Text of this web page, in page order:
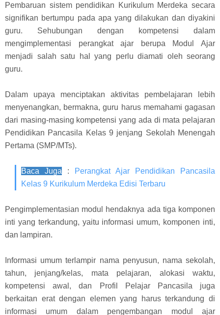
Pembaruan sistem pendidikan Kurikulum Merdeka secara
signifikan bertumpu pada apa yang dilakukan dan diyakini
guru. Sehubungan dengan kompetensi dalam
mengimplementasi perangkat ajar berupa Modul Ajar
menjadi salah satu hal yang perlu diamati oleh seorang
guru.
Dalam upaya menciptakan aktivitas pembelajaran lebih
menyenangkan, bermakna, guru harus memahami gagasan
dari masing-masing kompetensi yang ada di mata pelajaran
Pendidikan Pancasila Kelas 9 jenjang Sekolah Menengah
Pertama (SMP/MTs).
Baca Juga :
Perangkat Ajar Pendidikan Pancasila
Kelas 9 Kurikulum Merdeka Edisi Terbaru
Pengimplementasian modul hendaknya ada tiga komponen
inti yang terkandung, yaitu informasi umum, komponen inti,
dan lampiran.
Informasi umum terlampir nama penyusun, nama sekolah,
tahun, jenjang/kelas, mata pelajaran, alokasi waktu,
kompetensi awal, dan Profil Pelajar Pancasila juga
berkaitan erat dengan elemen yang harus terkandung di
informasi umum dalam pengembangan modul ajar